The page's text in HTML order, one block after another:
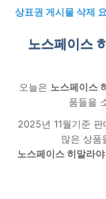
상표권 게시물 삭제
노스페이스
오늘은 노스페이스
품들을
2025년 11월기준
많은 상품
노스페이스 히말라